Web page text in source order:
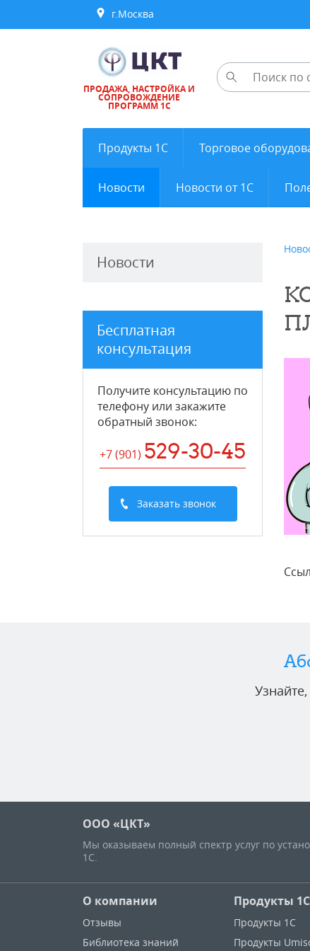
г.Москва
ПРОДАЖА, НАСТРОЙКА И
СОПРОВОЖДЕНИЕ
ПРОГРАММ 1С
Продукты 1С Торговое
Новости Новости от 1С
Новости
Бесплатная
консультация
Получите консультацию по
телефону или закажите
обратный звонок:
+7 (901) 529-30-45
Заказать звонок
ООО «ЦКТ»
Мы оказываем полный спектр услуг по
1С.
О компании
Отзывы
Библиотека знаний
Продукты 1С
Продукты 1С
Продукты